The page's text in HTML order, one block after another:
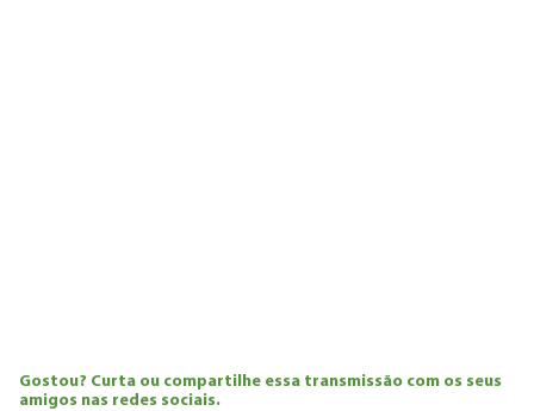
Gostou? Curta ou compartilhe essa transmissão com os seus
amigos nas redes sociais.